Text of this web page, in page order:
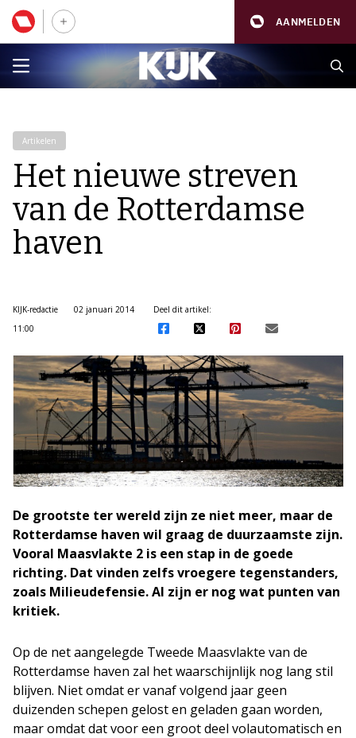
AANMELDEN
Artikelen
Het nieuwe streven
van de Rotterdamse
haven
KIJK-redactie
02 januari 2014
11:00
Deel dit artikel:
De grootste ter wereld zijn ze niet meer, maar de
Rotterdamse haven wil graag de duurzaamste zijn.
Vooral Maasvlakte 2 is een stap in de goede
richting. Dat vinden zelfs vroegere tegenstanders,
zoals Milieudefensie. Al zijn er nog wat punten van
kritiek.
Op de net aangelegde Tweede Maasvlakte van de
Rotterdamse haven zal het waarschijnlijk nog lang stil
blijven. Niet omdat er vanaf volgend jaar geen
duizenden schepen gelost en geladen gaan worden,
maar omdat dat voor een groot deel volautomatisch en